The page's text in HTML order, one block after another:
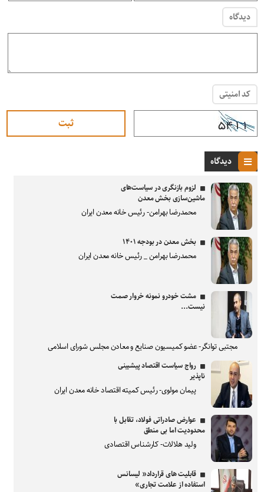
دیدگاه
کد امنیتی
دیدگاه
لزوم بازنگری در سیاست‌های
ماشین‌سازی بخش معدن
محمدرضا بهرامن- رئیس خانه معدن ایران
بخش معدن در بودجه ۱۴۰۱
محمدرضا بهرامن _ رئیس خانه معدن ایران
مشت خودرو نمونه خروار صمت
نیست...
مجتبی توانگر- عضو کمیسیون صنایع و معادن مجلس شورای اسلامی
رواج سیاست اقتصاد پیشبینی
ناپذیر
پیمان مولوی- رئیس کمیته اقتصاد خانه معدن ایران
عوارض صادراتی فولاد، تقابل با
محدودیت اما بی منطق
ولید هلالات- کارشناس اقتصادی
قابلیت های قرارداد« لیسانس
استفاده از علامت تجاری»